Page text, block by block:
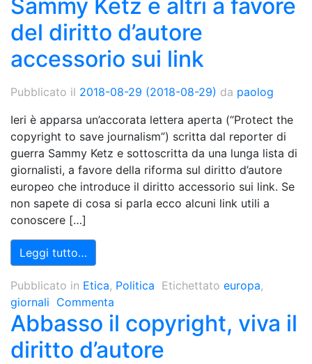
Sammy Ketz e altri a favore
del diritto d’autore
accessorio sui link
Pubblicato il 2018-08-29 (2018-08-29) da paolog
Ieri è apparsa un’accorata lettera aperta (“Protect the
copyright to save journalism”) scritta dal reporter di
guerra Sammy Ketz e sottoscritta da una lunga lista di
giornalisti, a favore della riforma sul diritto d’autore
europeo che introduce il diritto accessorio sui link. Se
non sapete di cosa si parla ecco alcuni link utili a
conoscere […]
Leggi tutto…
Pubblicato in Etica, Politica Etichettato europa,
giornali Commenta
Abbasso il copyright, viva il
diritto d’autore